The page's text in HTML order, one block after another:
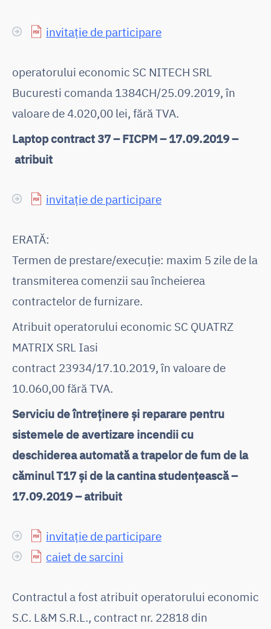
invitație de participare
operatorului economic SC NITECH SRL
Bucuresti comanda 1384CH/25.09.2019, în
valoare de 4.020,00 lei, fără TVA.
Laptop contract 37 – FICPM – 17.09.2019 –
atribuit
invitație de participare
ERATĂ:
Termen de prestare/execuție: maxim 5 zile de la
transmiterea comenzii sau încheierea
contractelor de furnizare.
Atribuit operatorului economic SC QUATRZ
MATRIX SRL Iasi
contract 23934/17.10.2019, în valoare de
10.060,00 fără TVA.
Serviciu de întreținere și reparare pentru
sistemele de avertizare incendii cu
deschiderea automată a trapelor de fum de la
căminul T17 și de la cantina studențească –
17.09.2019 – atribuit
invitație de participare
caiet de sarcini
Contractul a fost atribuit operatorului economic
S.C. L&M S.R.L., contract nr. 22818 din